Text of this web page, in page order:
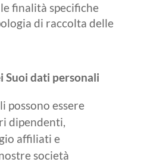
finalità specifiche
di raccolta delle
Suoi dati personali
possono essere
dipendenti,
affiliati e
società